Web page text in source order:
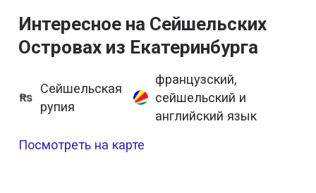
Интересное на Сейшельских
Островах из Екатеринбурга
Сейшельская
рупия
французский,
сейшельский и
английский язык
Посмотреть на карте